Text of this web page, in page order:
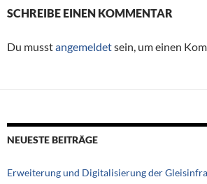
SCHREIBE EINEN KOMMENTAR
Du musstangemeldetsein, um einen
NEUESTE BEITRÄGE
Erweiterung und Digitalisierung der